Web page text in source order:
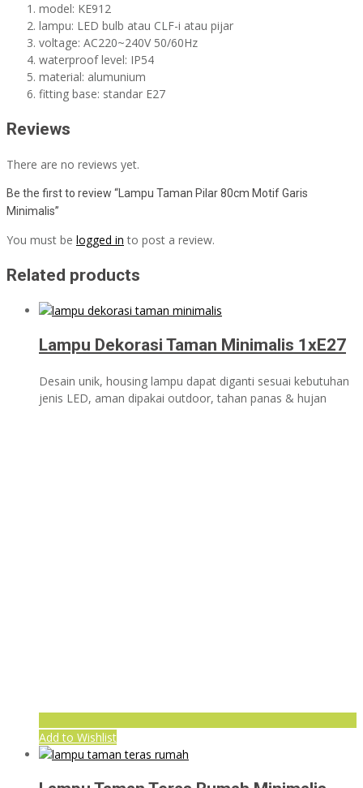
model: KE912
lampu: LED bulb atau CLF-i atau pijar
voltage: AC220~240V 50/60Hz
waterproof level: IP54
material: alumunium
fitting base: standar E27
Reviews
There are no reviews yet.
Be the first to review “Lampu Taman Pilar 80cm Motif Garis
Minimalis”
You must be logged in to post a review.
Related products
Lampu Dekorasi Taman Minimalis 1xE27
Desain unik, housing lampu dapat diganti sesuai kebutuhan
jenis LED, aman dipakai outdoor, tahan panas & hujan
Add to Wishlist